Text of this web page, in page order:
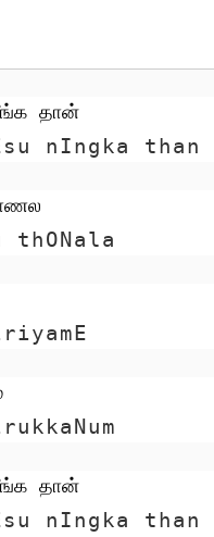
தான்
nIngka than
thONala
தான்
nIngka than